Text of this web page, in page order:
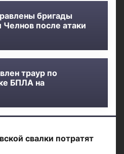
бригады
Челнов после атаки
траур по
БПЛА на
свалки потратят